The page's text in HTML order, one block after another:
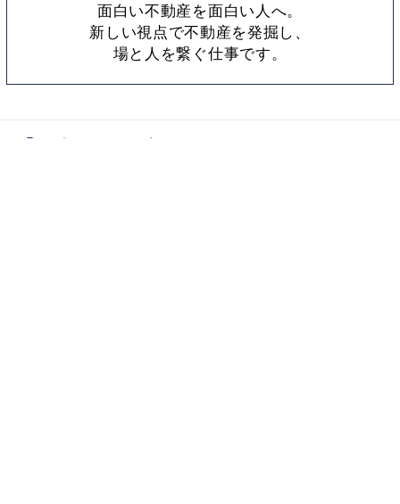
面白い不動産を面白い人へ。
新しい視点で不動産を発掘し、
場と人を繋ぐ仕事です。